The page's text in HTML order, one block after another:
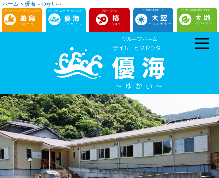
コ
ン
ス
キ
ッ
プ
ホーム > 優海～ゆかい～